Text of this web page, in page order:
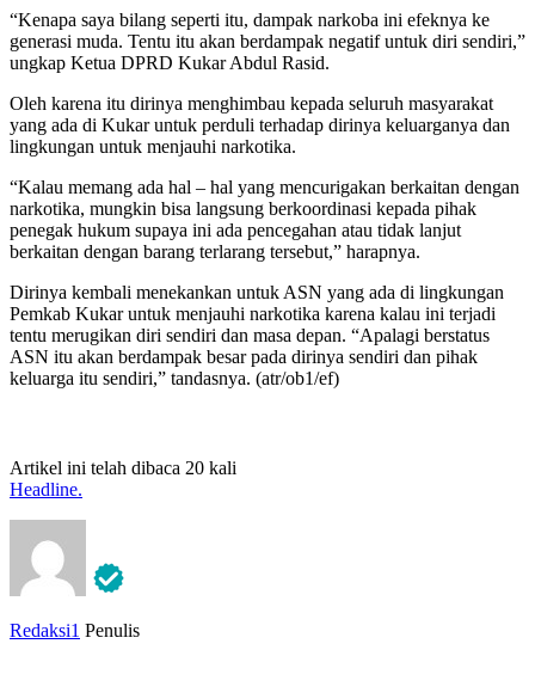
“Kenapa saya bilang seperti itu, dampak narkoba ini efeknya ke
generasi muda. Tentu itu akan berdampak negatif untuk diri sendiri,”
ungkap Ketua DPRD Kukar Abdul Rasid.
Oleh karena itu dirinya menghimbau kepada seluruh masyarakat
yang ada di Kukar untuk perduli terhadap dirinya keluarganya dan
lingkungan untuk menjauhi narkotika.
“Kalau memang ada hal – hal yang mencurigakan berkaitan dengan
narkotika, mungkin bisa langsung berkoordinasi kepada pihak
penegak hukum supaya ini ada pencegahan atau tidak lanjut
berkaitan dengan barang terlarang tersebut,” harapnya.
Dirinya kembali menekankan untuk ASN yang ada di lingkungan
Pemkab Kukar untuk menjauhi narkotika karena kalau ini terjadi
tentu merugikan diri sendiri dan masa depan. “Apalagi berstatus
ASN itu akan berdampak besar pada dirinya sendiri dan pihak
keluarga itu sendiri,” tandasnya. (atr/ob1/ef)
Artikel ini telah dibaca 20 kali
Headline.
Redaksi1 Penulis